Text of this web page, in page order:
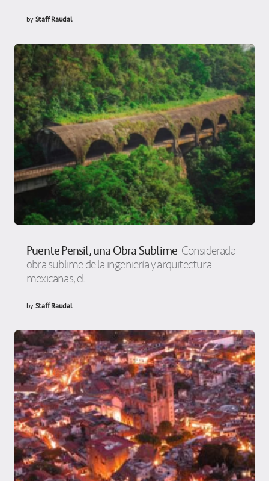
byStaff Raudal
Puente Pensil, una Obra Sublime Considerada
obra sublime de la ingeniería y arquitectura
mexicanas, el
byStaff Raudal